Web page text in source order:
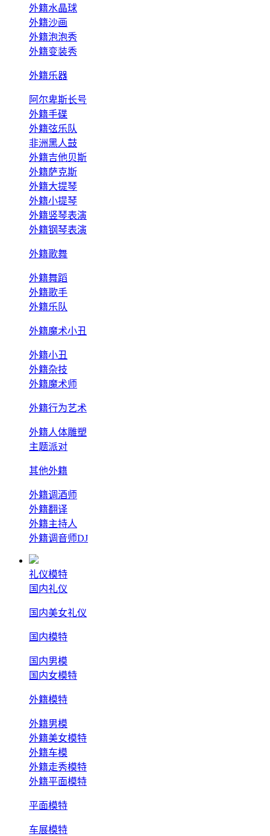
外籍水晶球
外籍沙画
外籍泡泡秀
外籍变装秀
外籍乐器
阿尔卑斯长号
外籍手碟
外籍弦乐队
非洲黑人鼓
外籍吉他贝斯
外籍萨克斯
外籍大提琴
外籍小提琴
外籍竖琴表演
外籍钢琴表演
外籍歌舞
外籍舞蹈
外籍歌手
外籍乐队
外籍魔术小丑
外籍小丑
外籍杂技
外籍魔术师
外籍行为艺术
外籍人体雕塑
主题派对
其他外籍
外籍调酒师
外籍翻译
外籍主持人
外籍调音师DJ
礼仪模特
国内礼仪
国内美女礼仪
国内模特
国内男模
国内女模特
外籍模特
外籍男模
外籍美女模特
外籍车模
外籍走秀模特
外籍平面模特
平面模特
车展模特